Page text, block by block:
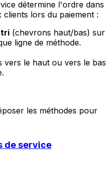
détermine l'ordre dans
clients lors du paiement :
tri (chevrons haut/bas) sur
ligne de méthode.
vers le haut ou vers le bas
les méthodes pour
de service